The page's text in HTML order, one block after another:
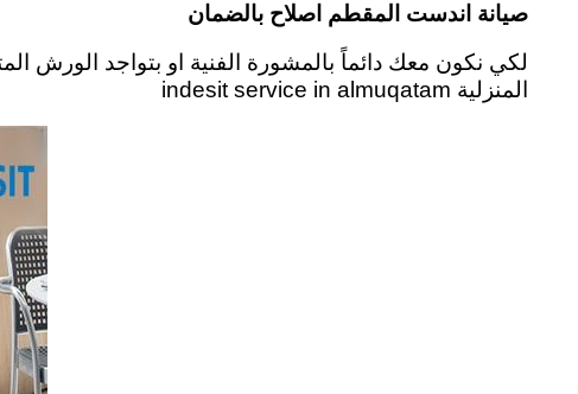
صيانة اندست المقطم اصلاح بالضمان
لكي نكون معك دائماً بالمشورة الفنية او بتواجد الورش
المنزلية indesit service in almuqatam